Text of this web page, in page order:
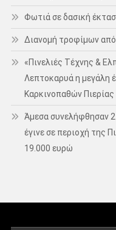
Φωτιά σε δασική
Διανομή τροφίμων
«Πινελιές Τέχνης &
Λεπτοκαρυά η μεγάλη
Καρκινοπαθών Πιερίας
Άμεσα συνελήφθησαν
έγινε σε περιοχή της
19.000 ευρώ